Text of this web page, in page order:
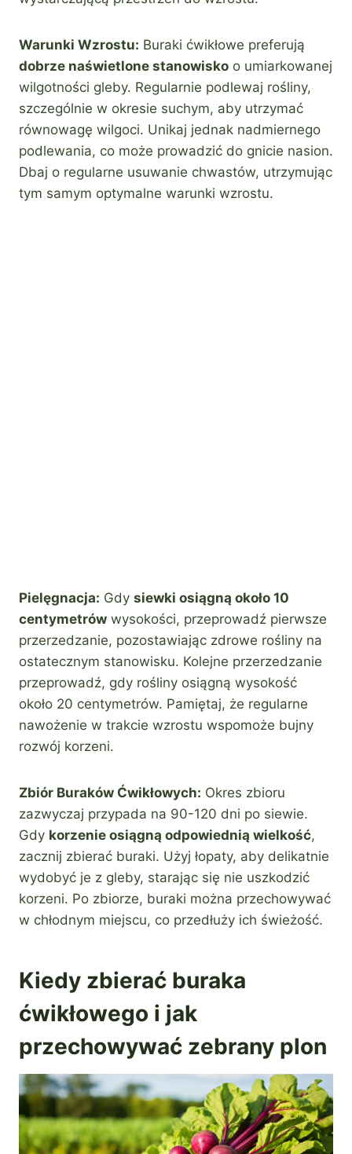
Warunki Wzrostu: Buraki ćwikłowe preferują
dobrze naświetlone stanowisko o umiarkowanej
wilgotności gleby. Regularnie podlewaj rośliny,
szczególnie w okresie suchym, aby utrzymać
równowagę wilgoci. Unikaj jednak nadmiernego
podlewania, co może prowadzić do gnicie nasion.
Dbaj o regularne usuwanie chwastów, utrzymując
tym samym optymalne warunki wzrostu.
Pielęgnacja: Gdy siewki osiągną około 10
centymetrów wysokości, przeprowadź pierwsze
przerzedzanie, pozostawiając zdrowe rośliny na
ostatecznym stanowisku. Kolejne przerzedzanie
przeprowadź, gdy rośliny osiągną wysokość
około 20 centymetrów. Pamiętaj, że regularne
nawożenie w trakcie wzrostu wspomoże bujny
rozwój korzeni.
Zbiór Buraków Ćwikłowych: Okres zbioru
zazwyczaj przypada na 90-120 dni po siewie.
Gdy korzenie osiągną odpowiednią wielkość,
zacznij zbierać buraki. Użyj łopaty, aby delikatnie
wydobyć je z gleby, starając się nie uszkodzić
korzeni. Po zbiorze, buraki można przechowywać
w chłodnym miejscu, co przedłuży ich świeżość.
Kiedy zbierać buraka
ćwikłowego i jak
przechowywać zebrany plon